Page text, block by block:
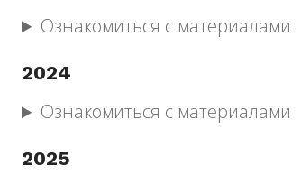
Ознакомиться с материалами
2024
Ознакомиться с материалами
2025